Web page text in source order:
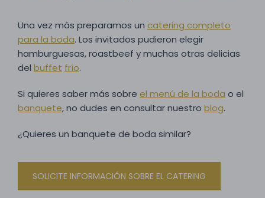
Una vez más preparamos un catering completo
para la boda. Los invitados pudieron elegir
hamburguesas, roastbeef y muchas otras delicias
del buffet frío.
Si quieres saber más sobre el menú de la boda o el
banquete, no dudes en consultar nuestro blog.
¿Quieres un banquete de boda similar?
SOLICITE INFORMACIÓN SOBRE EL CATERING